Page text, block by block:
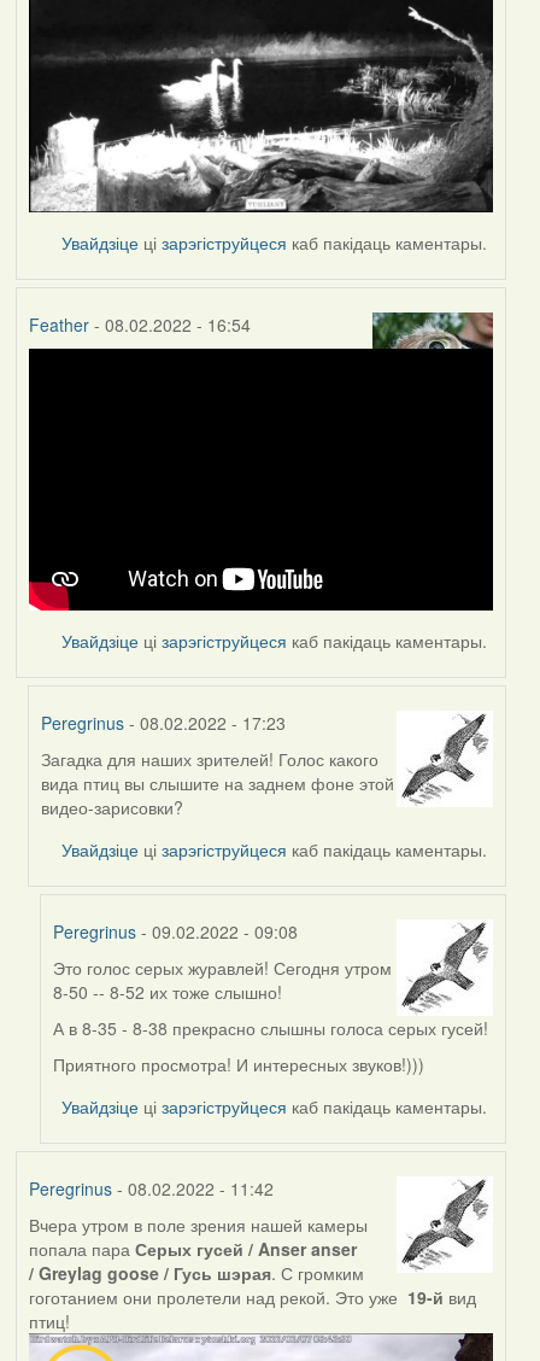
Увайдзіце цізарэгіструйцеся каб пакідаць каментары.
Feather- 08.02.2022 - 16:54
Увайдзіце цізарэгіструйцеся каб пакідаць каментары.
Peregrinus - 08.02.2022 - 17:23
In
reply
to
Feather
Загадка для наших зрителей! Голос какого
вида птиц вы слышите на заднем фоне этой
видео-зарисовки?
Увайдзіце цізарэгіструйцеся каб пакідаць каментары.
Peregrinus - 09.02.2022 - 09:08
In
reply
to
Peregrinus
Это голос серых журавлей! Сегодня утром
8-50 -- 8-52 их тоже слышно!
А в 8-35 - 8-38 прекрасно слышны голоса серых гусей!
Приятного просмотра! И интересных звуков!)))
Увайдзіце цізарэгіструйцеся каб пакідаць каментары.
Peregrinus- 08.02.2022 - 11:42
Вчера утром в поле зрения нашей камеры
попала пара Серых гусей / Anser anser
/ Greylag goose / Гусь шэрая. С громким
гоготанием они пролетели над рекой. Это уже 19-й вид
птиц!